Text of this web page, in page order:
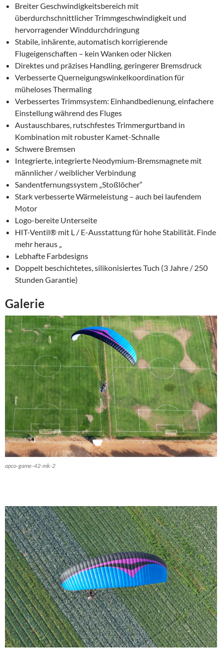
Breiter Geschwindigkeitsbereich mit
überdurchschnittlicher Trimmgeschwindigkeit und
hervorragender Winddurchdringung
Stabile, inhärente, automatisch korrigierende
Flugeigenschaften – kein Wanken oder Nicken
Direktes und präzises Handling, geringerer Bremsdruck
Verbesserte Querneigungswinkelkoordination für
müheloses Thermaling
Verbessertes Trimmsystem: Einhandbedienung, einfachere
Einstellung während des Fluges
Austauschbares, rutschfestes Trimmergurtband in
Kombination mit robuster Kamet-Schnalle
Schwere Bremsen
Integrierte, integrierte Neodymium-Bremsmagnete mit
männlicher / weiblicher Verbindung
Sandentfernungssystem „Stoßlöcher“
Stark verbesserte Wärmeleistung – auch bei laufendem
Motor
Logo-bereite Unterseite
HIT-Ventil® mit L / E-Ausstattung für hohe Stabilität. Finde
mehr heraus „
Lebhafte Farbdesigns
Doppelt beschichtetes, silikonisiertes Tuch (3 Jahre / 250
Stunden Garantie)
Galerie
apco-game-42-mk-2